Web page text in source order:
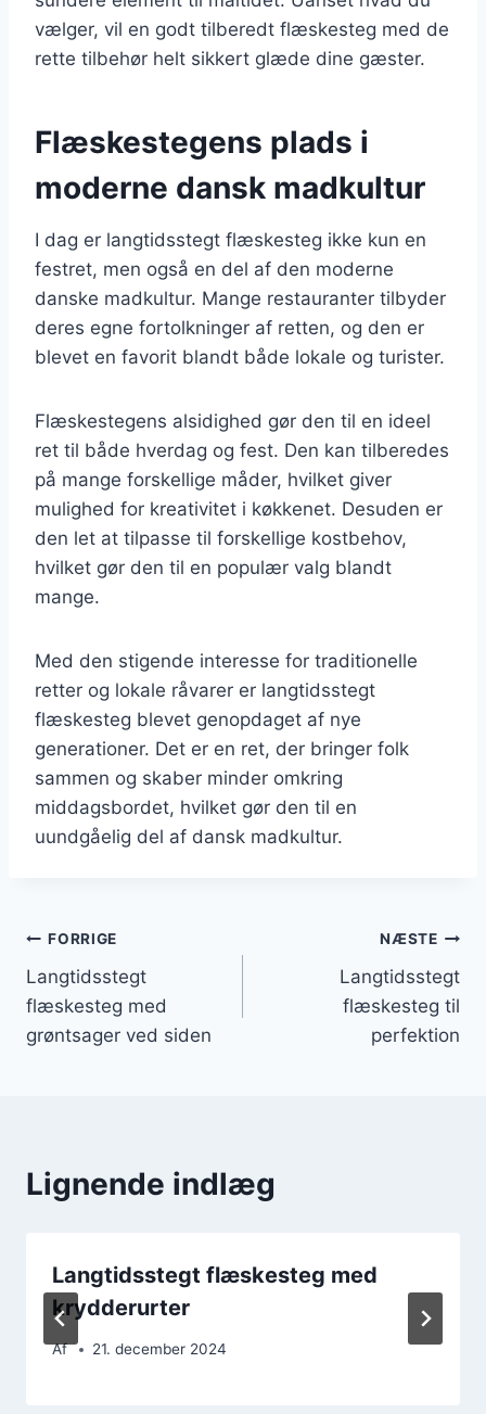
vælger, vil en godt tilberedt flæskesteg med de
rette tilbehør helt sikkert glæde dine gæster.
Flæskestegens plads i
moderne dansk madkultur
I dag er langtidsstegt flæskesteg ikke kun en
festret, men også en del af den moderne
danske madkultur. Mange restauranter tilbyder
deres egne fortolkninger af retten, og den er
blevet en favorit blandt både lokale og turister.
Flæskestegens alsidighed gør den til en ideel
ret til både hverdag og fest. Den kan tilberedes
på mange forskellige måder, hvilket giver
mulighed for kreativitet i køkkenet. Desuden er
den let at tilpasse til forskellige kostbehov,
hvilket gør den til en populær valg blandt
mange.
Med den stigende interesse for traditionelle
retter og lokale råvarer er langtidsstegt
flæskesteg blevet genopdaget af nye
generationer. Det er en ret, der bringer folk
sammen og skaber minder omkring
middagsbordet, hvilket gør den til en
uundgåelig del af dansk madkultur.
Indlægsnavigation
FORRIGE
Langtidsstegt
flæskesteg med
grøntsager ved siden
NÆSTE
Langtidsstegt
flæskesteg til
perfektion
Lignende indlæg
Langtidsstegt flæskesteg med
krydderurter
Af 21. december 2024